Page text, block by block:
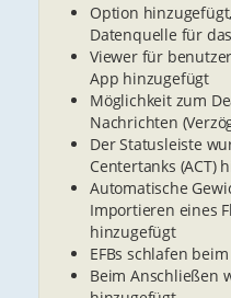
Option
Datenquelle für
Viewer für
App hinzugefügt
Möglichkeit zum
Nachrichten
Der Statusleiste
Centertanks (ACT)
Automatische
Importieren eines
hinzugefügt
EFBs schlafen
Beim Anschließen